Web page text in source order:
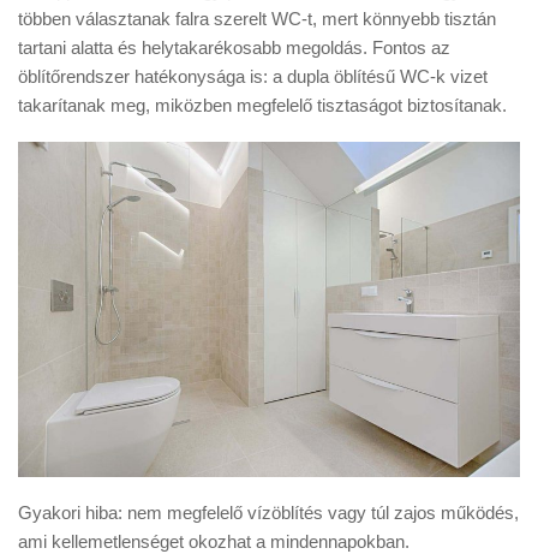
többen választanak falra szerelt WC-t, mert könnyebb tisztán
tartani alatta és helytakarékosabb megoldás. Fontos az
öblítőrendszer hatékonysága is: a dupla öblítésű WC-k vizet
takarítanak meg, miközben megfelelő tisztaságot biztosítanak.
Gyakori hiba: nem megfelelő vízöblítés vagy túl zajos működés,
ami kellemetlenséget okozhat a mindennapokban.